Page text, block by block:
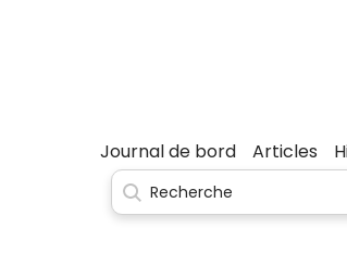
Journal de bord Articles